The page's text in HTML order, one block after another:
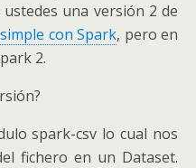
una versión 2 de
con Spark, pero en
2.
spark-csv lo cual nos
fichero en un Dataset.